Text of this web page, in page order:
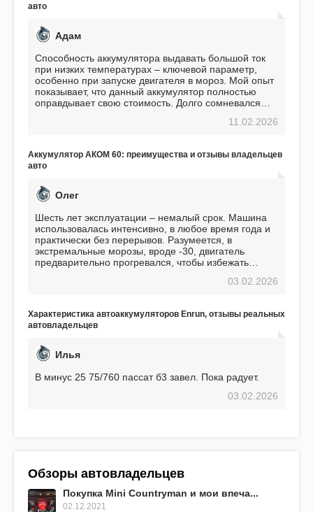
авто
Адам
Способность аккумулятора выдавать большой ток
при низких температурах – ключевой параметр,
особенно при запуске двигателя в мороз. Мой опыт
показывает, что данный аккумулятор полностью
оправдывает свою стоимость. Долго сомневался
пожалел. Считаю, что это отличное вложение,11.02.2026
Аккумулятор АКОМ 60: преимущества и отзывы владельцев
авто
Олег
Шесть лет эксплуатации – немалый срок. Машина
использовалась интенсивно, в любое время года и
практически без перерывов. Разумеется, в
экстремальные морозы, вроде -30, двигатель
предварительно прогревался, чтобы избежать
использования не было ни единой поломки,
EFB 75. Судя по характеристикам, он даже
превосходит предыдущую модель.
03.02.2026
Характеристика автоаккумуляторов Enrun, отзывы реальных
автовладельцев
Илья
В минус 25 75/760 пассат б3 завел. Пока радует.
03.02.2026
Обзоры автовладельцев
Покупка Mini Countryman и мои впеча...
02.12.2021